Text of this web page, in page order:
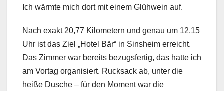
Ich wärmte mich dort mit einem Glühwein auf.
Nach exakt 20,77 Kilometern und genau um 12.15
Uhr ist das Ziel „Hotel Bär“ in Sinsheim erreicht.
Das Zimmer war bereits bezugsfertig, das hatte ich
am Vortag organisiert. Rucksack ab, unter die
heiße Dusche – für den Moment war die